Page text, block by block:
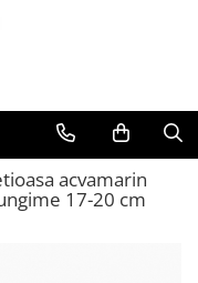
acvamarin
17-20 cm